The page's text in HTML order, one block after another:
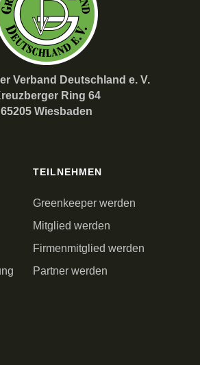
Verband Deutschland e. V.
Ring 64
65205 Wiesbaden
TEILNEHMEN
Greenkeeper werden
Mitglied werden
Firmenmitglied werden
Partner werden